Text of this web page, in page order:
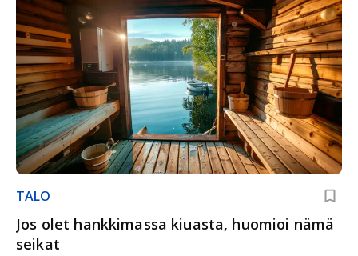
TALO
Jos olet hankkimassa kiuasta, huomioi nämä
seikat